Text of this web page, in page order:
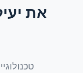
את